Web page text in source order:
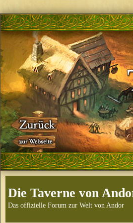
Die Taverne von
Das offizielle Forum zur Welt von Andor